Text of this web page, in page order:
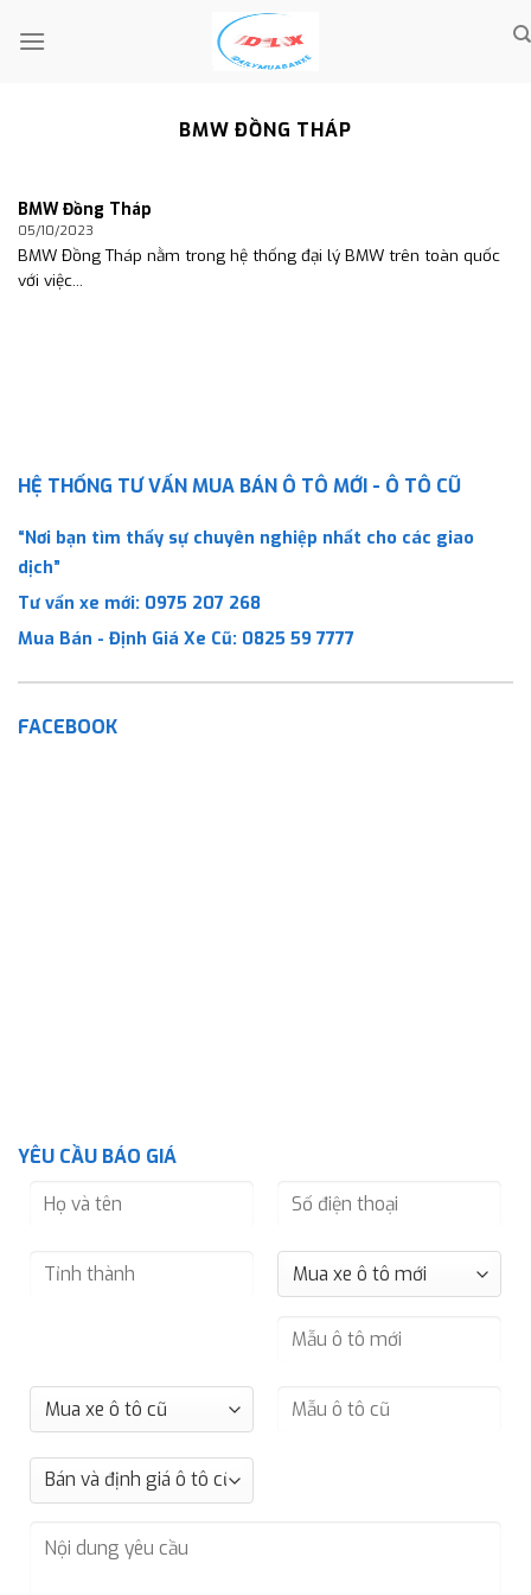
BMW ĐỒNG THÁP
BMW Đồng Tháp
05/10/2023
BMW Đồng Tháp nằm trong hệ thống đại lý BMW trên toàn quốc
với việc...
HỆ THỐNG TƯ VẤN MUA BÁN Ô TÔ MỚI - Ô TÔ CŨ
“Nơi bạn tìm thấy sự chuyên nghiệp nhất cho các giao
dịch”
Tư vấn xe mới: 0975 207 268
Mua Bán - Định Giá Xe Cũ: 0825 59 7777
FACEBOOK
YÊU CẦU BÁO GIÁ